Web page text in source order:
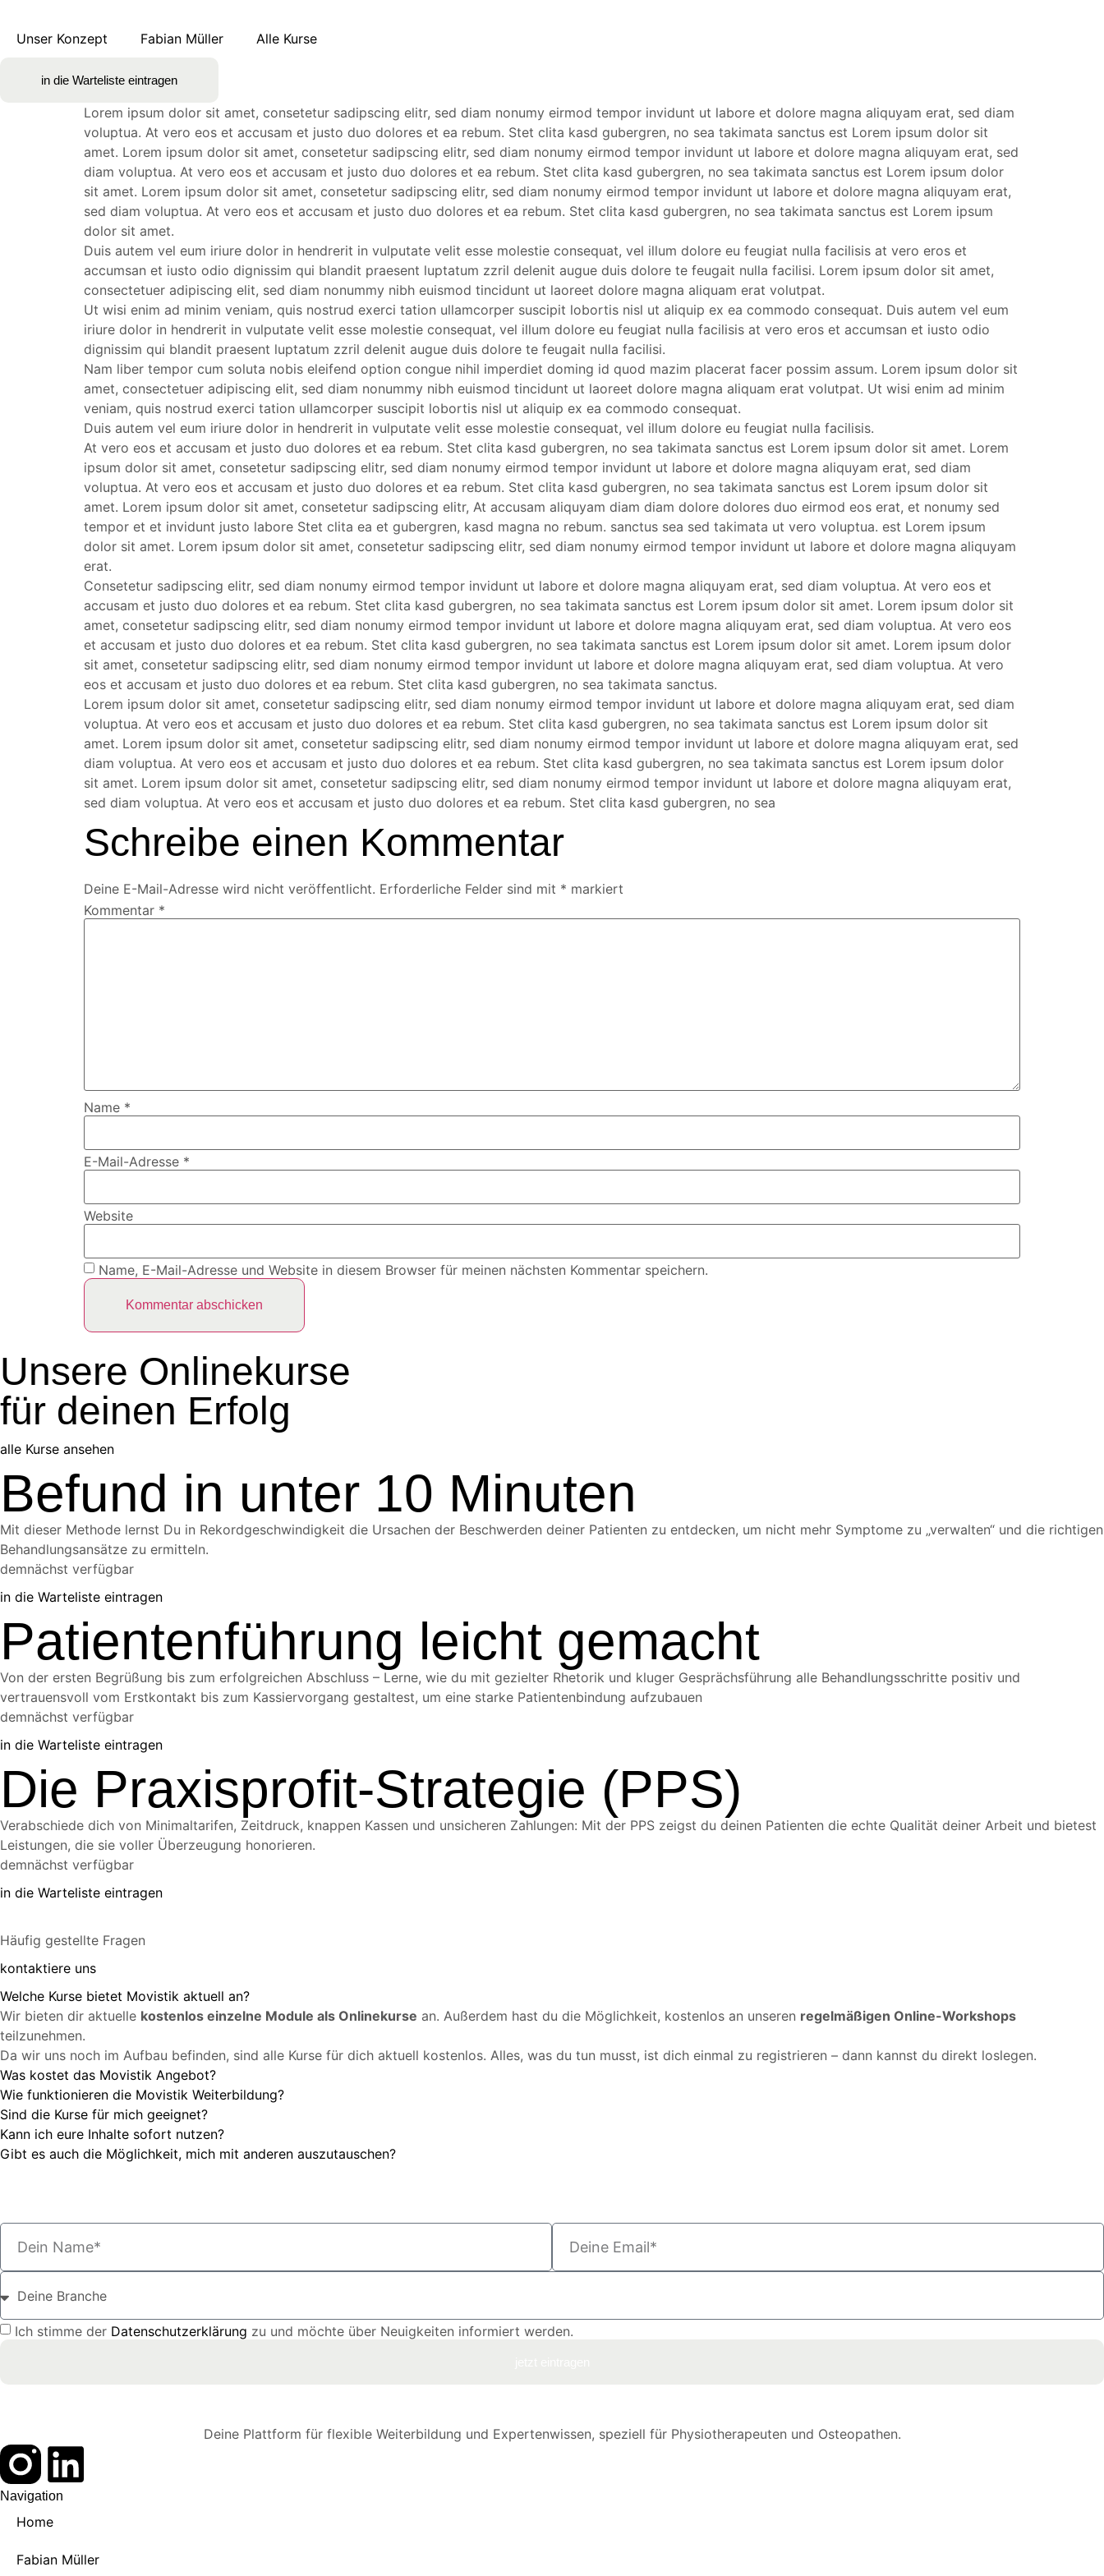
Unser Konzept Fabian Müller Alle Kurse
in die Warteliste eintragen
Lorem ipsum dolor sit amet, consetetur sadipscing elitr, sed diam nonumy eirmod tempor invidunt ut labore et dolore magna aliquyam erat, sed diam
voluptua. At vero eos et accusam et justo duo dolores et ea rebum. Stet clita kasd gubergren, no sea takimata sanctus est Lorem ipsum dolor sit
amet. Lorem ipsum dolor sit amet, consetetur sadipscing elitr, sed diam nonumy eirmod tempor invidunt ut labore et dolore magna aliquyam erat, sed
diam voluptua. At vero eos et accusam et justo duo dolores et ea rebum. Stet clita kasd gubergren, no sea takimata sanctus est Lorem ipsum dolor
sit amet. Lorem ipsum dolor sit amet, consetetur sadipscing elitr, sed diam nonumy eirmod tempor invidunt ut labore et dolore magna aliquyam erat,
sed diam voluptua. At vero eos et accusam et justo duo dolores et ea rebum. Stet clita kasd gubergren, no sea takimata sanctus est Lorem ipsum
dolor sit amet.
Duis autem vel eum iriure dolor in hendrerit in vulputate velit esse molestie consequat, vel illum dolore eu feugiat nulla facilisis at vero eros et
accumsan et iusto odio dignissim qui blandit praesent luptatum zzril delenit augue duis dolore te feugait nulla facilisi. Lorem ipsum dolor sit amet,
consectetuer adipiscing elit, sed diam nonummy nibh euismod tincidunt ut laoreet dolore magna aliquam erat volutpat.
Ut wisi enim ad minim veniam, quis nostrud exerci tation ullamcorper suscipit lobortis nisl ut aliquip ex ea commodo consequat. Duis autem vel eum
iriure dolor in hendrerit in vulputate velit esse molestie consequat, vel illum dolore eu feugiat nulla facilisis at vero eros et accumsan et iusto odio
dignissim qui blandit praesent luptatum zzril delenit augue duis dolore te feugait nulla facilisi.
Nam liber tempor cum soluta nobis eleifend option congue nihil imperdiet doming id quod mazim placerat facer possim assum. Lorem ipsum dolor sit
amet, consectetuer adipiscing elit, sed diam nonummy nibh euismod tincidunt ut laoreet dolore magna aliquam erat volutpat. Ut wisi enim ad minim
veniam, quis nostrud exerci tation ullamcorper suscipit lobortis nisl ut aliquip ex ea commodo consequat.
Duis autem vel eum iriure dolor in hendrerit in vulputate velit esse molestie consequat, vel illum dolore eu feugiat nulla facilisis.
At vero eos et accusam et justo duo dolores et ea rebum. Stet clita kasd gubergren, no sea takimata sanctus est Lorem ipsum dolor sit amet. Lorem
ipsum dolor sit amet, consetetur sadipscing elitr, sed diam nonumy eirmod tempor invidunt ut labore et dolore magna aliquyam erat, sed diam
voluptua. At vero eos et accusam et justo duo dolores et ea rebum. Stet clita kasd gubergren, no sea takimata sanctus est Lorem ipsum dolor sit
amet. Lorem ipsum dolor sit amet, consetetur sadipscing elitr, At accusam aliquyam diam diam dolore dolores duo eirmod eos erat, et nonumy sed
tempor et et invidunt justo labore Stet clita ea et gubergren, kasd magna no rebum. sanctus sea sed takimata ut vero voluptua. est Lorem ipsum
dolor sit amet. Lorem ipsum dolor sit amet, consetetur sadipscing elitr, sed diam nonumy eirmod tempor invidunt ut labore et dolore magna aliquyam
erat.
Consetetur sadipscing elitr, sed diam nonumy eirmod tempor invidunt ut labore et dolore magna aliquyam erat, sed diam voluptua. At vero eos et
accusam et justo duo dolores et ea rebum. Stet clita kasd gubergren, no sea takimata sanctus est Lorem ipsum dolor sit amet. Lorem ipsum dolor sit
amet, consetetur sadipscing elitr, sed diam nonumy eirmod tempor invidunt ut labore et dolore magna aliquyam erat, sed diam voluptua. At vero eos
et accusam et justo duo dolores et ea rebum. Stet clita kasd gubergren, no sea takimata sanctus est Lorem ipsum dolor sit amet. Lorem ipsum dolor
sit amet, consetetur sadipscing elitr, sed diam nonumy eirmod tempor invidunt ut labore et dolore magna aliquyam erat, sed diam voluptua. At vero
eos et accusam et justo duo dolores et ea rebum. Stet clita kasd gubergren, no sea takimata sanctus.
Lorem ipsum dolor sit amet, consetetur sadipscing elitr, sed diam nonumy eirmod tempor invidunt ut labore et dolore magna aliquyam erat, sed diam
voluptua. At vero eos et accusam et justo duo dolores et ea rebum. Stet clita kasd gubergren, no sea takimata sanctus est Lorem ipsum dolor sit
amet. Lorem ipsum dolor sit amet, consetetur sadipscing elitr, sed diam nonumy eirmod tempor invidunt ut labore et dolore magna aliquyam erat, sed
diam voluptua. At vero eos et accusam et justo duo dolores et ea rebum. Stet clita kasd gubergren, no sea takimata sanctus est Lorem ipsum dolor
sit amet. Lorem ipsum dolor sit amet, consetetur sadipscing elitr, sed diam nonumy eirmod tempor invidunt ut labore et dolore magna aliquyam erat,
sed diam voluptua. At vero eos et accusam et justo duo dolores et ea rebum. Stet clita kasd gubergren, no sea
Schreibe einen Kommentar
Deine E-Mail-Adresse wird nicht veröffentlicht. Erforderliche Felder sind mit * markiert
Kommentar *
Name *
E-Mail-Adresse *
Website
Name, E-Mail-Adresse und Website in diesem Browser für meinen nächsten Kommentar speichern.
Unsere Onlinekurse
für deinen Erfolg
alle Kurse ansehen
Befund in unter 10 Minuten
Mit dieser Methode lernst Du in Rekordgeschwindigkeit die Ursachen der Beschwerden deiner Patienten zu entdecken, um nicht mehr Symptome zu „verwalten“ und die richtigen
Behandlungsansätze zu ermitteln.
demnächst verfügbar
in die Warteliste eintragen
Patientenführung leicht gemacht
Von der ersten Begrüßung bis zum erfolgreichen Abschluss – Lerne, wie du mit gezielter Rhetorik und kluger Gesprächsführung alle Behandlungsschritte positiv und
vertrauensvoll vom Erstkontakt bis zum Kassiervorgang gestaltest, um eine starke Patientenbindung aufzubauen
demnächst verfügbar
in die Warteliste eintragen
Die Praxisprofit-Strategie (PPS)
Verabschiede dich von Minimaltarifen, Zeitdruck, knappen Kassen und unsicheren Zahlungen: Mit der PPS zeigst du deinen Patienten die echte Qualität deiner Arbeit und bietest
Leistungen, die sie voller Überzeugung honorieren.
demnächst verfügbar
in die Warteliste eintragen
Häufig gestellte Fragen
kontaktiere uns
Welche Kurse bietet Movistik aktuell an?
Wir bieten dir aktuelle kostenlos einzelne Module als Onlinekurse an. Außerdem hast du die Möglichkeit, kostenlos an unseren regelmäßigen Online-Workshops
teilzunehmen.
Da wir uns noch im Aufbau befinden, sind alle Kurse für dich aktuell kostenlos. Alles, was du tun musst, ist dich einmal zu registrieren – dann kannst du direkt loslegen.
Was kostet das Movistik Angebot?
Wie funktionieren die Movistik Weiterbildung?
Sind die Kurse für mich geeignet?
Kann ich eure Inhalte sofort nutzen?
Gibt es auch die Möglichkeit, mich mit anderen auszutauschen?
Ich stimme der Datenschutzerklärung zu und möchte über Neuigkeiten informiert werden.
Deine Plattform für flexible Weiterbildung und Expertenwissen, speziell für Physiotherapeuten und Osteopathen.
Navigation
Home
Fabian Müller